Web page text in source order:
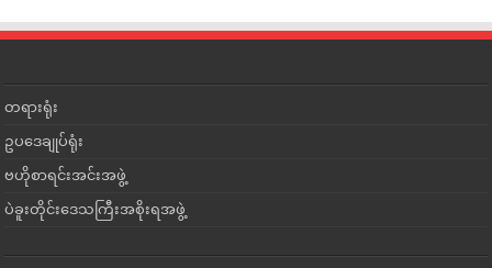
တရားရုံး
ဥပဒေချုပ်ရုံး
ဗဟိုစာရင်းအင်းအဖွဲ့
ပဲခူးတိုင်းဒေသကြီးအစိုးရအဖွဲ့